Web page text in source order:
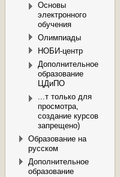
Основы
электронного
обучения
Олимпиады
НОБИ-центр
Дополнительное
образование
ЦДиПО
...т только для
просмотра,
создание курсов
запрещено)
Образование на
русском
Дополнительное
образование